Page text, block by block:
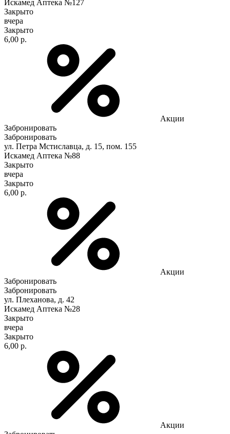
Искамед Аптека №127
Закрыто
вчера
Закрыто
6,00 р.
Акции
Забронировать
Забронировать
ул. Петра Мстиславца, д. 15, пом. 155
Искамед Аптека №88
Закрыто
вчера
Закрыто
6,00 р.
Акции
Забронировать
Забронировать
ул. Плеханова, д. 42
Искамед Аптека №28
Закрыто
вчера
Закрыто
6,00 р.
Акции